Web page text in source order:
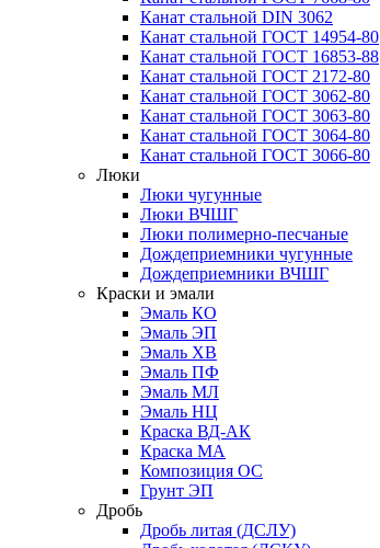
Канат стальной DIN 3062
Канат стальной ГОСТ 14954-80
Канат стальной ГОСТ 16853-88
Канат стальной ГОСТ 2172-80
Канат стальной ГОСТ 3062-80
Канат стальной ГОСТ 3063-80
Канат стальной ГОСТ 3064-80
Канат стальной ГОСТ 3066-80
Люки
Люки чугунные
Люки ВЧШГ
Люки полимерно-песчаные
Дождеприемники чугунные
Дождеприемники ВЧШГ
Краски и эмали
Эмаль КО
Эмаль ЭП
Эмаль ХВ
Эмаль ПФ
Эмаль МЛ
Эмаль НЦ
Краска ВД-АК
Краска МА
Композиция ОС
Грунт ЭП
Дробь
Дробь литая (ДСЛУ)